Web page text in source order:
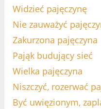
Widzieć pajęczynę
Nie zauważyć
Zakurzona pajęczyna
Pająk budujący sieć
Wielka pajęczyna
Niszczyć, rozerwać
Być uwięzionym,